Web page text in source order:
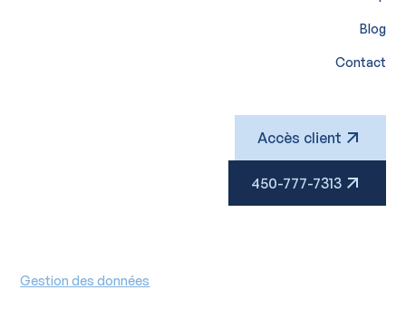
Blog
Contact
Accès client
450-777-7313
Gestion des données